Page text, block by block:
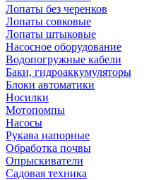
Лопаты без черенков
Лопаты совковые
Лопаты штыковые
Насосное оборудование
Водопогружные кабели
Баки, гидроаккумуляторы
Блоки автоматики
Носилки
Мотопомпы
Насосы
Рукава напорные
Обработка почвы
Опрыскиватели
Садовая техника